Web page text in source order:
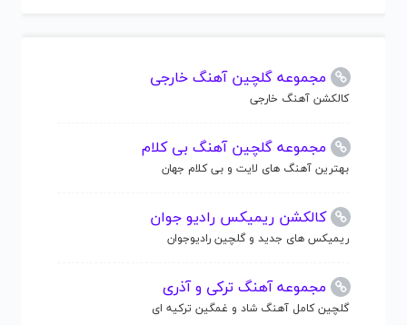
مجموعه گلچین آهنگ خارجی
کالکشن آهنگ خارجی
مجموعه گلچین آهنگ بی کلام
بهترین آهنگ های لایت و بی کلام جهان
کالکشن ریمیکس رادیو جوان
ریمیکس های جدید و گلچین رادیوجوان
مجموعه آهنگ ترکی و آذری
گلچین کامل آهنگ شاد و غمگین ترکیه ای